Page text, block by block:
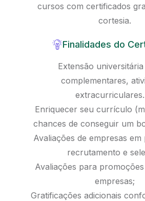
cursos com certificados
cortesia.
Finalidades do
Extensão
complementares,
Enriquecer seu currículo
chances de conseguir um
Avaliações de empresas em
recrutamento e
Avaliações para
empresas;
Gratificações adicionais